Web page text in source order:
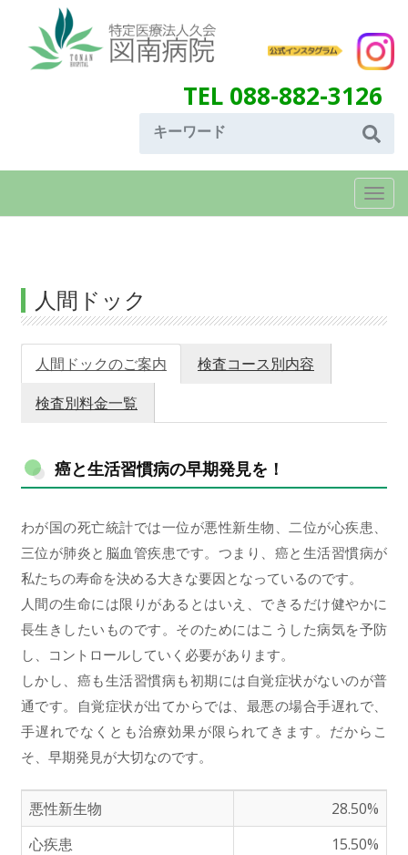
TEL 088-882-3126
人間ドック
人間ドックのご案内
検査コース別内容
検査別料金一覧
癌と生活習慣病の早期発見を！
わが国の死亡統計では一位が悪性新生物、二位が心疾患、
三位が肺炎と脳血管疾患です。つまり、癌と生活習慣病が
私たちの寿命を決める大きな要因となっているのです。
人間の生命には限りがあるとはいえ、できるだけ健やかに
長生きしたいものです。そのためにはこうした病気を予防
し、コントロールしていく必要があります。
しかし、癌も生活習慣病も初期には自覚症状がないのが普
通です。自覚症状が出てからでは、最悪の場合手遅れで、
手遅れでなくとも治療効果が限られてきます。だからこ
そ、早期発見が大切なのです。
悪性新生物
28.50%
心疾患
15.50%